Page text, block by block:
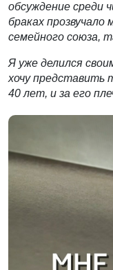
обсуждение среди
браках прозвучало
семейного союза,
Я уже делился
хочу представить
40 лет, и за его